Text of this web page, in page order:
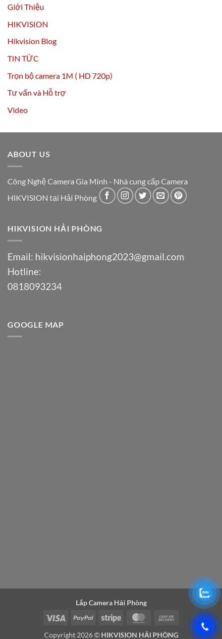
Giới Thiệu
HIKVISION
Hikvision Blog
TIN TỨC
Trọn bộ camera 1M ( HD 720p)
Tư vấn và Hỗ trợ
Video
ABOUT US
Công Nghệ Camera Gia Minh - Nhà cung cấp Camera
HIKVISION tại Hải Phòng
HIKVISION HẢI PHÒNG
Email: hikvisionhaiphong2023@gmail.com
Hotline:
0818093234
GOOGLE MAP
Lắp Camera Hải Phòng
Visa
PayPal Stripe MasterCardCash
Copyright 2026 © HIKVISION HẢI PHÒNG